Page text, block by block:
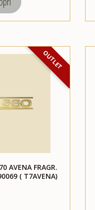
OUTLET
AVENA FRAGR.
( T7AVENA)